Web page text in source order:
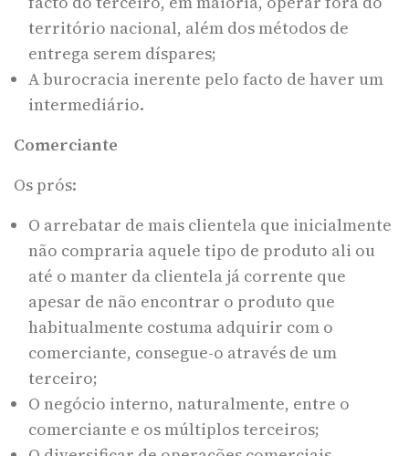
território nacional, além dos métodos de
entrega serem díspares;
A burocracia inerente pelo facto de haver um
intermediário.
Comerciante
Os prós:
O arrebatar de mais clientela que inicialmente
não compraria aquele tipo de produto ali ou
até o manter da clientela já corrente que
apesar de não encontrar o produto que
habitualmente costuma adquirir com o
comerciante, consegue-o através de um
terceiro;
O negócio interno, naturalmente, entre o
comerciante e os múltiplos terceiros;